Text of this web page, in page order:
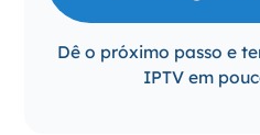
Dê o próximo passo e
IPTV em